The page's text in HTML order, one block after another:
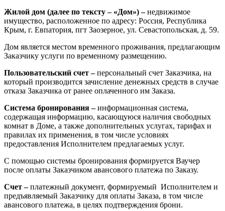
Жилой дом (далее по тексту – «Дом») –недвижимое
имущество, расположенное по адресу: Россия, Республика
Крым, г. Евпатория, пгт Заозерное, ул. Севастопольская, д. 59.
Дом является местом временного проживания, предлагающим
Заказчику услуги по временному размещению.
Пользовательский счет –персональный счет Заказчика, на
который производится зачисление денежных средств в случае
отказа Заказчика от ранее оплаченного им Заказа.
Система бронирования –информационная система,
содержащая информацию, касающуюся наличия свободных
комнат в Доме, а также дополнительных услугах, тарифах и
правилах их применения, в том числе условиях
предоставления Исполнителем предлагаемых услуг.
С помощью системы бронирования формируется Ваучер
после оплаты Заказчиком авансового платежа по Заказу.
Счет –платежный документ, формируемый Исполнителем и
предъявляемый Заказчику для оплаты Заказа, в том числе
авансового платежа, в целях подтверждения брони.